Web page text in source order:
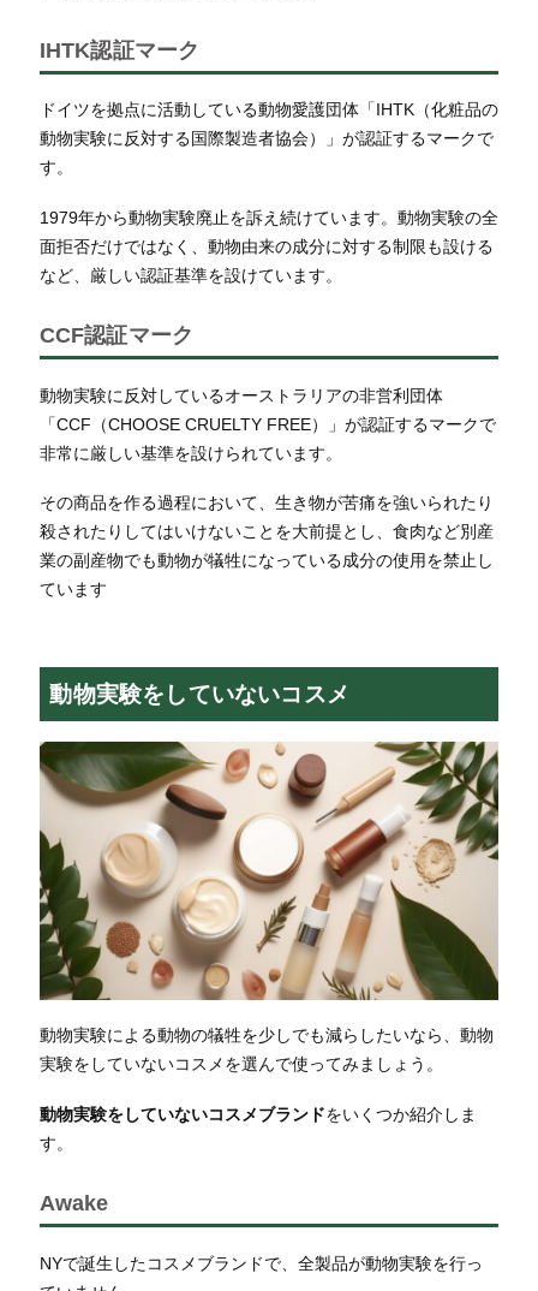
IHTK認証マーク
ドイツを拠点に活動している動物愛護団体「IHTK（化粧品の
動物実験に反対する国際製造者協会）」が認証するマークで
す。
1979年から動物実験廃止を訴え続けています。 動物実験の全
面拒否だけではなく、動物由来の成分に対する制限も設ける
など、厳しい認証基準を設けています。
CCF認証マーク
動物実験に反対しているオーストラリアの非営利団体
「CCF（CHOOSE CRUELTY FREE）」が認証するマークで
非常に厳しい基準を設けられています。
その商品を作る過程において、生き物が苦痛を強いられたり
殺されたりしてはいけないことを大前提とし、食肉など別産
業の副産物でも動物が犠牲になっている成分の使用を禁止し
ています
動物実験をしていないコスメ
動物実験による動物の犠牲を少しでも減らしたいなら、動物
実験をしていないコスメを選んで使ってみましょう。
動物実験をしていないコスメブランドをいくつか紹介しま
す。
Awake
NYで誕生したコスメブランドで、全製品が動物実験を行っ